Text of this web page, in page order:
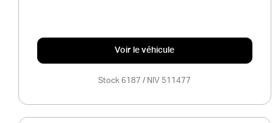
Voir le véhicule
Stock 6187 / NIV 511477